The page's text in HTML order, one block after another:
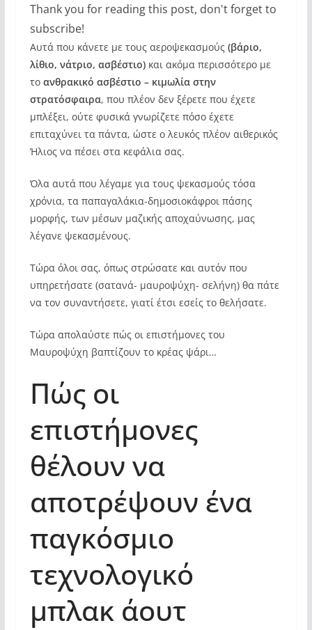
Thank you for reading this post, don't forget to
subscribe!
Αυτά που κάνετε με τους αεροψεκασμούς (βάριο,
λίθιο, νάτριο, ασβέστιο)και ακόμα περισσότερο με
το ανθρακικό ασβέστιο – κιμωλία στην
στρατόσφαιρα, που πλέον δεν ξέρετε που έχετε
μπλέξει, ούτε φυσικά γνωρίζετε πόσο έχετε
επιταχύνει τα πάντα, ώστε ο λευκός πλέον αιθερικός
Ήλιος να πέσει στα κεφάλια σας.
Όλα αυτά που λέγαμε για τους ψεκασμούς τόσα
χρόνια, τα παπαγαλάκια-δημοσιοκάφροι πάσης
μορφής, των μέσων μαζικής αποχαύνωσης, μας
λέγανε ψεκασμένους.
Τώρα όλοι σας, όπως στρώσατε και αυτόν που
υπηρετήσατε (σατανά- μαυροψύχη- σελήνη) θα πάτε
να τον συναντήσετε, γιατί έτσι εσείς το θελήσατε.
Τώρα απολαύστε πώς οι επιστήμονες του
Μαυροψύχη βαπτίζουν το κρέας ψάρι…
Πώς οι
επιστήμονες
θέλουν να
αποτρέψουν ένα
παγκόσμιο
τεχνολογικό
μπλακ άουτ